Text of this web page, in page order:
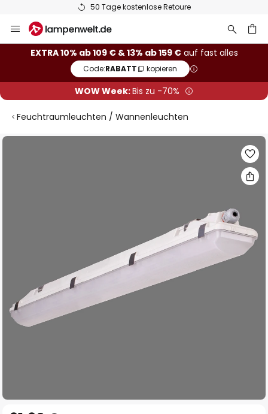
50 Tage kostenlose Retoure
Inhalt
springen
EXTRA 10% ab 109 € & 13% ab 159 €auf fast alles
Code:RABATT kopieren
WOW Week:Bis zu -70%
Feuchtraumleuchten / Wannenleuchten
Zum